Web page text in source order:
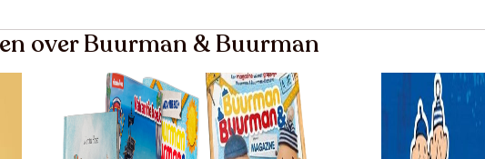
over Buurman & Buurman